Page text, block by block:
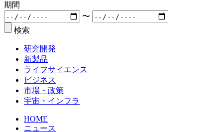
期間
〜
検索
研究開発
新製品
ライフサイエンス
ビジネス
市場・政策
宇宙・インフラ
HOME
ニュース